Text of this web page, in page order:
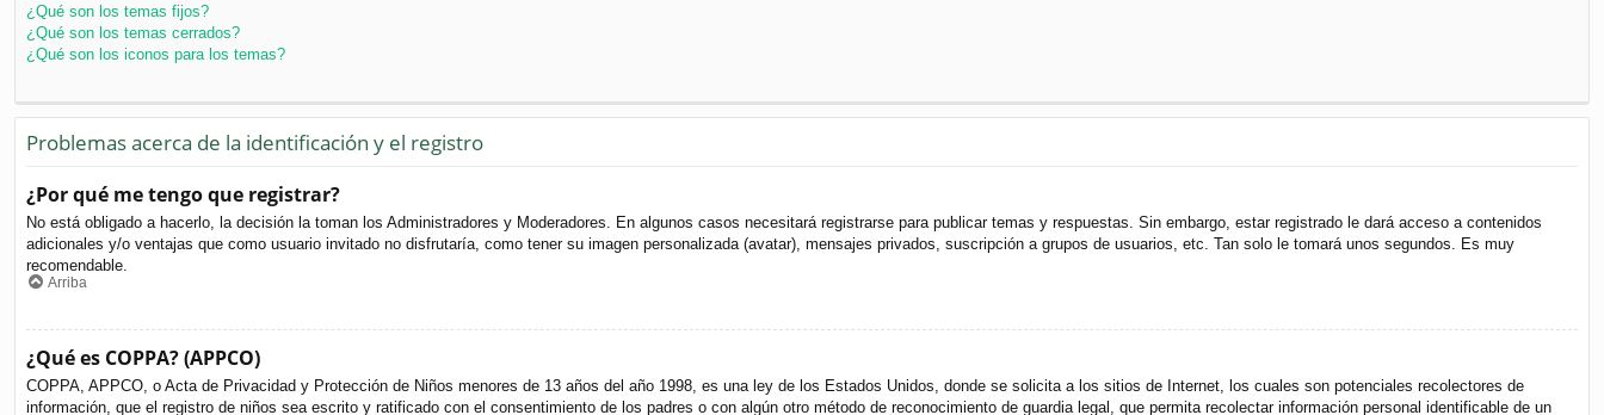
¿Qué son los temas fijos?
¿Qué son los temas cerrados?
¿Qué son los iconos para los temas?
Problemas acerca de la identificación y el registro
¿Por qué me tengo que registrar?
No está obligado a hacerlo, la decisión la toman los Administradores y Moderadores. En algunos casos necesitará registrarse para publicar temas y respuestas. Sin embargo, estar registrado le dará acceso a contenidos
adicionales y/o ventajas que como usuario invitado no disfrutaría, como tener su imagen personalizada (avatar), mensajes privados, suscripción a grupos de usuarios, etc. Tan solo le tomará unos segundos. Es muy
recomendable.
Arriba
¿Qué es COPPA? (APPCO)
COPPA, APPCO, o Acta de Privacidad y Protección de Niños menores de 13 años del año 1998, es una ley de los Estados Unidos, donde se solicita a los sitios de Internet, los cuales son potenciales recolectores de
información, que el registro de niños sea escrito y ratificado con el consentimiento de los padres o con algún otro método de reconocimiento de guardia legal, que permita recolectar información personal identificable de un